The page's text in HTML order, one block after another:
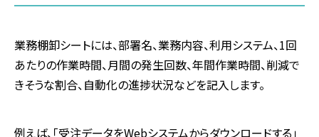
業務棚卸シートには、部署名、業務内容、利用システム、1回
あたりの作業時間、月間の発生回数、年間作業時間、削減で
きそうな割合、自動化の進捗状況などを記入します。
例えば、「受注データをWebシステムからダウンロードする」